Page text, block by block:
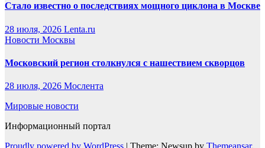
Стало известно о последствиях мощного циклона в Москве
28 июля, 2026 Lenta.ru
Новости Москвы
Московский регион столкнулся с нашествием скворцов
28 июля, 2026 Мослента
Мировые новости
Информационный портал